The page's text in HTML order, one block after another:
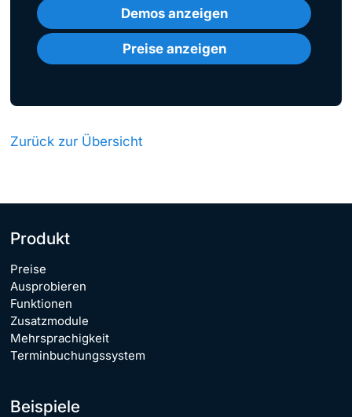
Demos anzeigen
Preise anzeigen
Zurück zur Übersicht
Produkt
Preise
Ausprobieren
Funktionen
Zusatzmodule
Mehrsprachigkeit
Terminbuchungssystem
Beispiele